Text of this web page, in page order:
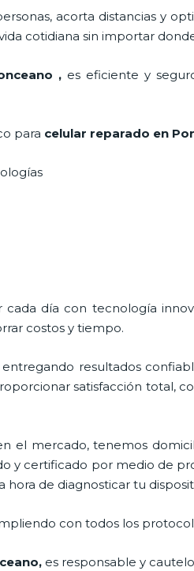
acorta distancias y
cotidiana sin importar
,es eficiente y
para celular reparado en
día con tecnología
costos y tiempo.
resultados
satisfacción total,
el mercado, tenemos
y certificado por medio de
hora de diagnosticar tu
con todos los
es responsable y